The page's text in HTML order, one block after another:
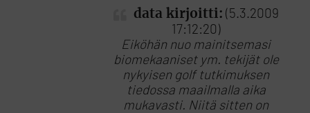
data kirjoitti: (5.3.2009
17:12:20)
Eiköhän nuo mainitsemasi
biomekaaniset ym. tekijät ole
nykyisen golf tutkimuksen
tiedossa maailmalla aika
mukavasti. Niitä sitten on